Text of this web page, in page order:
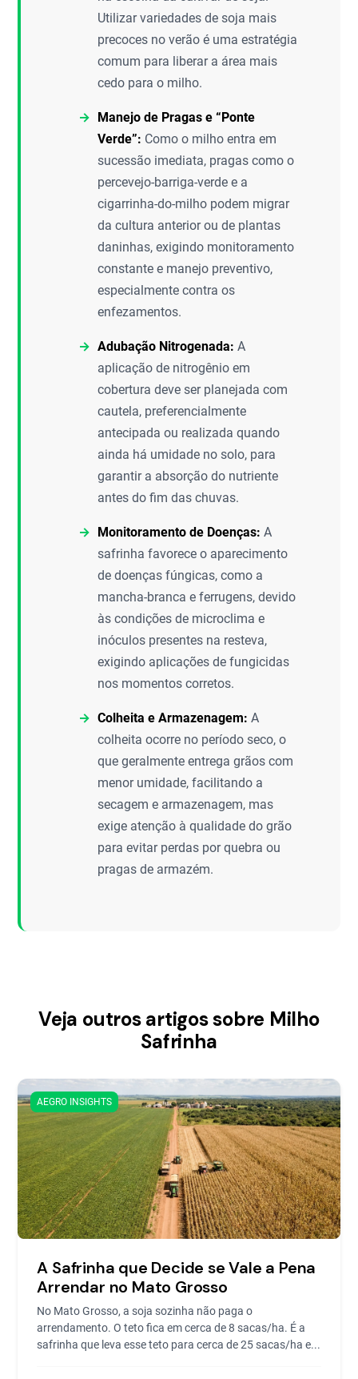
Utilizar variedades de soja mais
precoces no verão é uma estratégia
comum para liberar a área mais
cedo para o milho.
Manejo de Pragas e “Ponte
Verde”: Como o milho entra em
sucessão imediata, pragas como o
percevejo-barriga-verde e a
cigarrinha-do-milho podem migrar
da cultura anterior ou de plantas
daninhas, exigindo monitoramento
constante e manejo preventivo,
especialmente contra os
enfezamentos.
Adubação Nitrogenada: A
aplicação de nitrogênio em
cobertura deve ser planejada com
cautela, preferencialmente
antecipada ou realizada quando
ainda há umidade no solo, para
garantir a absorção do nutriente
antes do fim das chuvas.
Monitoramento de Doenças: A
safrinha favorece o aparecimento
de doenças fúngicas, como a
mancha-branca e ferrugens, devido
às condições de microclima e
inóculos presentes na resteva,
exigindo aplicações de fungicidas
nos momentos corretos.
Colheita e Armazenagem: A
colheita ocorre no período seco, o
que geralmente entrega grãos com
menor umidade, facilitando a
secagem e armazenagem, mas
exige atenção à qualidade do grão
para evitar perdas por quebra ou
pragas de armazém.
Veja outros artigos sobre Milho
Safrinha
AEGRO INSIGHTS
A Safrinha que Decide se Vale a Pena
Arrendar no Mato Grosso
No Mato Grosso, a soja sozinha não paga o
arrendamento. O teto fica em cerca de 8 sacas/ha. É a
safrinha que leva esse teto para cerca de 25 sacas/ha e...